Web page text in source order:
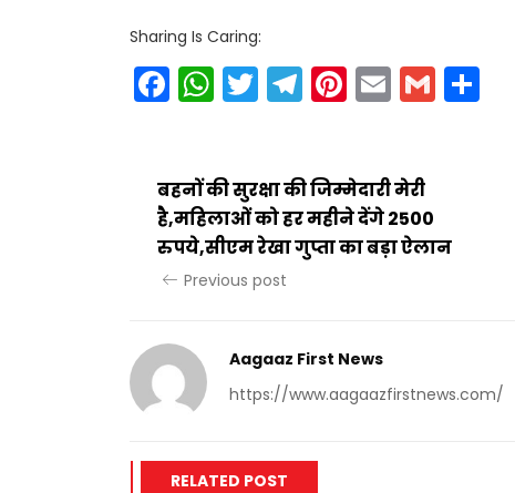
Sharing Is Caring:
Facebook
WhatsApp
Twitter
Telegram
Pinterest
EmailGmail
बहनों की सुरक्षा की जिम्मेदारी मेरी
है,महिलाओं को हर महीने देंगे 2500
रुपये,सीएम रेखा गुप्ता का बड़ा ऐलान
Previous post
Aagaaz First News
https://www.aagaazfirstnews.com/
RELATED POST